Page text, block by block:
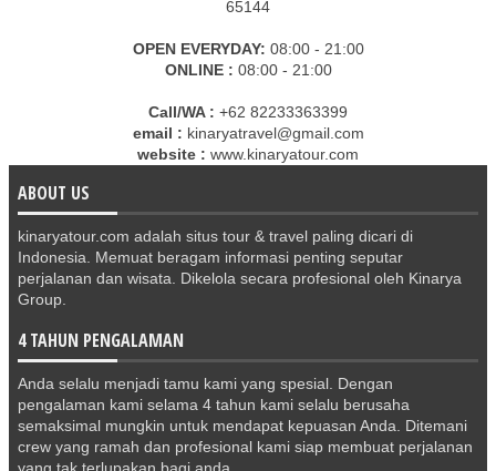
65144
OPEN EVERYDAY: 08:00 - 21:00
ONLINE : 08:00 - 21:00
Call/WA : +62 82233363399
email : kinaryatravel@gmail.com
website : www.kinaryatour.com
ABOUT US
kinaryatour.com adalah situs tour & travel paling dicari di
Indonesia. Memuat beragam informasi penting seputar
perjalanan dan wisata. Dikelola secara profesional oleh Kinarya
Group.
4 TAHUN PENGALAMAN
Anda selalu menjadi tamu kami yang spesial. Dengan
pengalaman kami selama 4 tahun kami selalu berusaha
semaksimal mungkin untuk mendapat kepuasan Anda. Ditemani
crew yang ramah dan profesional kami siap membuat perjalanan
yang tak terlupakan bagi anda.